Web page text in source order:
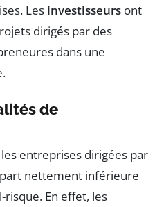
Les investisseurs ont
dirigés par des
dans une
de
entreprises dirigées par
nettement inférieure
En effet, les